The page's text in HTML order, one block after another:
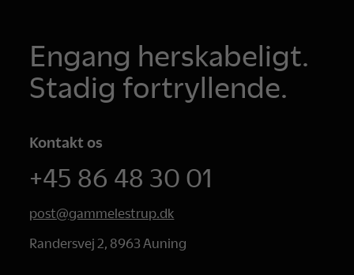
Engang herskabeligt.
Stadig fortryllende.
Kontakt os
+45 86 48 30 01
post@gammelestrup.dk
Randersvej 2, 8963 Auning